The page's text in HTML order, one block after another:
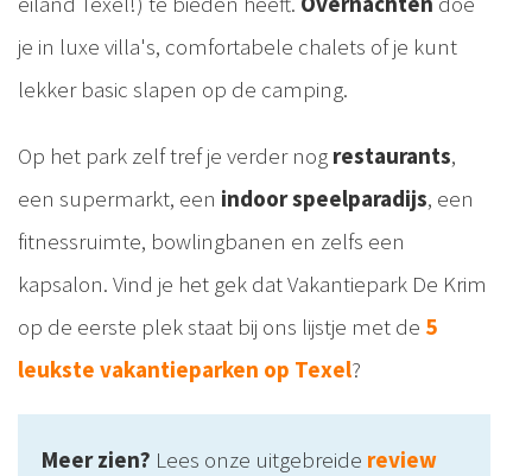
je in luxe villa's, comfortabele chalets of je kunt
lekker basic slapen op de camping.
Op het park zelf tref je verder nog restaurants,
een supermarkt, een indoor speelparadijs, een
fitnessruimte, bowlingbanen en zelfs een
kapsalon. Vind je het gek dat Vakantiepark De Krim
op de eerste plek staat bij ons lijstje met de 5
leukste vakantieparken op Texel?
Meer zien? Lees onze uitgebreide review